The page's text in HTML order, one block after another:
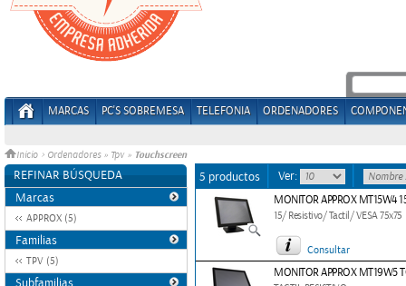
MARCAS PC'S SOBREMESA TELEFONIA ORDENADORES
Inicio > Ordenadores » Tpv » Touchscreen
REFINAR BÚSQUEDA
Marcas
APPROX (5)
Familias
TPV (5)
5 productos Ver:
MONITOR APPROX MT15W4
15/ Resistivo/ Tactil/ VESA 75x75
Consultar
MONITOR APPROX MT19W5